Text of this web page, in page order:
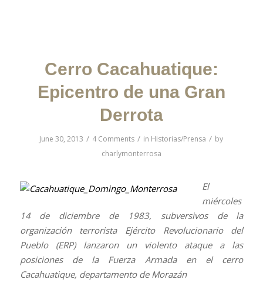
Cerro Cacahuatique:
Epicentro de una Gran
Derrota
June 30, 2013 / 4 Comments / in Historias/Prensa / by
charlymonterrosa
El
miércoles
14 de diciembre de 1983, subversivos de la
organización terrorista Ejército Revolucionario del
Pueblo (ERP) lanzaron un violento ataque a las
posiciones de la Fuerza Armada en el cerro
Cacahuatique, departamento de Morazán